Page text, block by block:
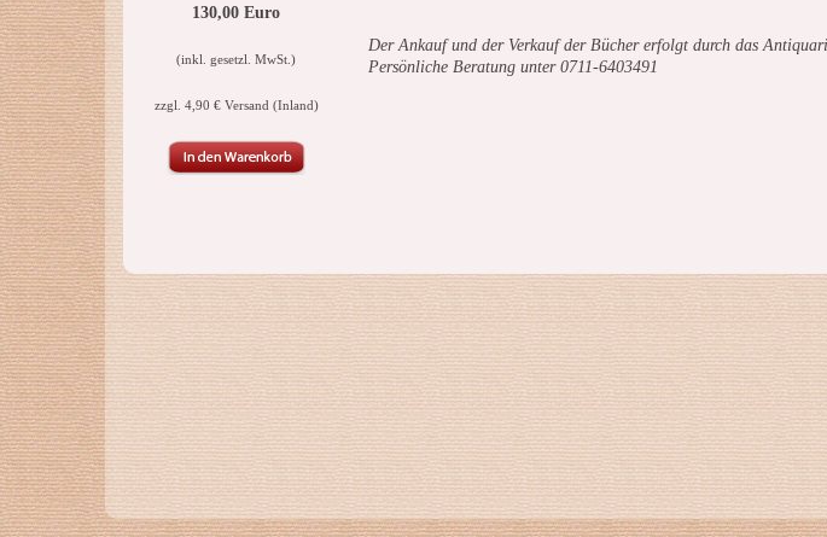
130,00 Euro
(inkl. gesetzl. MwSt.)
zzgl. 4,90 € Versand (Inland)
Der Ankauf und der Verkauf der Bücher erfolgt durch das
Persönliche Beratung unter 0711-6403491